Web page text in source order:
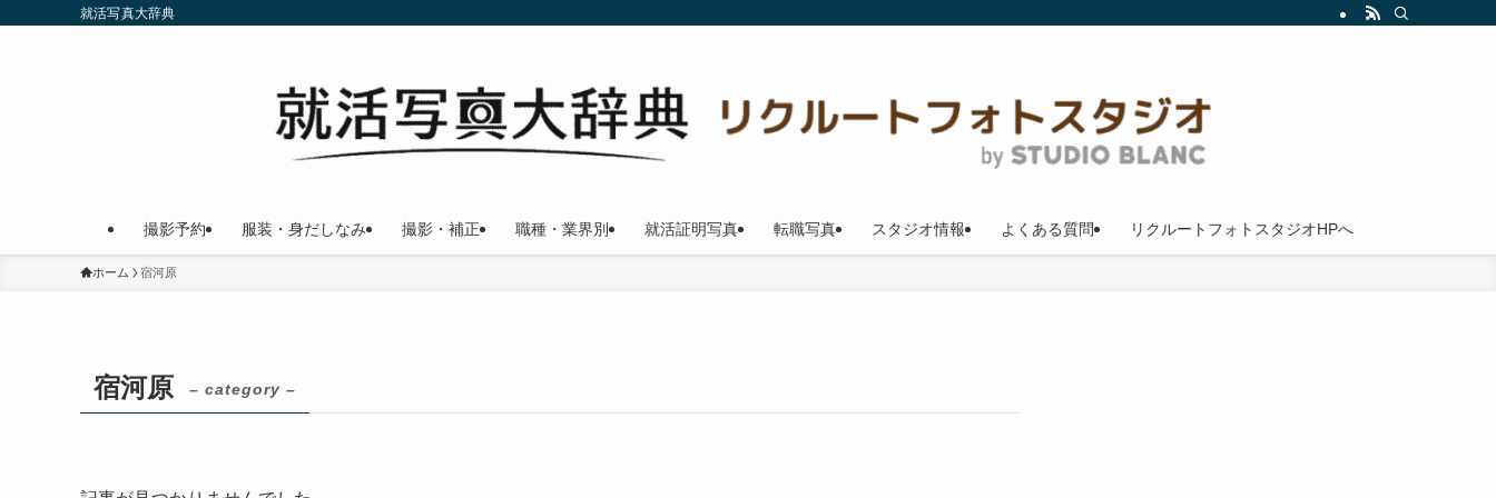
就活写真大辞典
撮影予約 服装・身だしなみ 撮影・補正 職種・業界別 就活証明写真 転職写真 スタジオ情報 よくある質問 リクルートフォトスタジオHPへ
ホーム 宿河原
宿河原 – category –